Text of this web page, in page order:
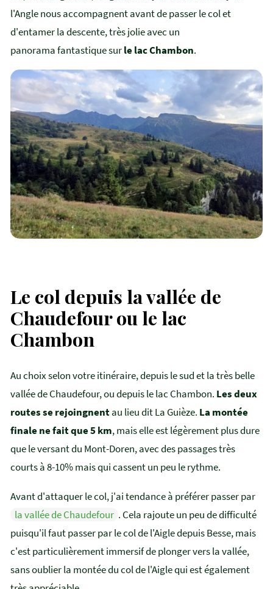
l'Angle nous accompagnent avant de passer le col et
d'entamer la descente, très jolie avec un
panorama fantastique surle lac Chambon.
Le col depuis la vallée de
Chaudefour ou le lac
Chambon
Au choix selon votre itinéraire, depuis le sud et la très belle
vallée de Chaudefour, ou depuis le lac Chambon. Les deux
routes se rejoingnentau lieu dit La Guièze. La montée
finale ne fait que 5 km, mais elle est légèrement plus dure
que le versant du Mont-Doren, avec des passages très
courts à 8-10% mais qui cassent un peu le rythme.
Avant d'attaquer le col, j'ai tendance à préférer passer par
la vallée de Chaudefour . Cela rajoute un peu de difficulté
puisqu'il faut passer par le col de l'Aigle depuis Besse, mais
c'est particulièrement immersif de plonger vers la vallée,
sans oublier la montée du col de l'Aigle qui est également